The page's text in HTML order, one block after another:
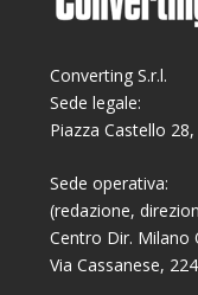
Converting S.r.l.
Sede legale:
Piazza Castello
Sede operativa:
(redazione,
Centro Dir. Milano
Via Cassanese,